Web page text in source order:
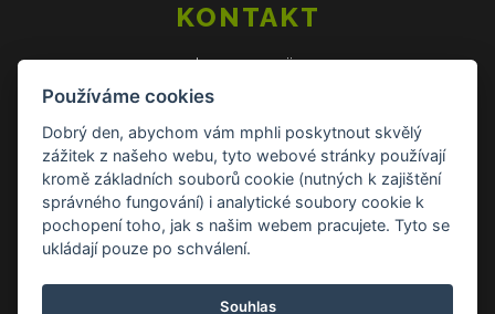
KONTAKT
web: www.verasije.cz
email: obchudek@verasije.cz
DOKUMENTY
Všeobecné obchodní podmínky
Zásady ochrany osobních údajů
Reklamace a vrácení zboží
Používáme cookies
Dobrý den, abychom vám mphli poskytnout skvělý
zážitek z našeho webu, tyto webové stránky používají
kromě základních souborů cookie (nutných k zajištění
správného fungování) i analytické soubory cookie k
pochopení toho, jak s našim webem pracujete. Tyto se
ukládají pouze po schválení.
Souhlas